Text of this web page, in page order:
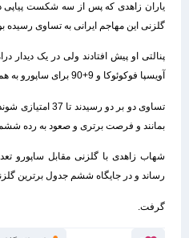
یاران زاهدی که پس از سه شکست پیاپی در
گلزنی این مهاجم ایرانی به تساوی رسیده
آویسپا فوکوئوکا و 9+90 برای ساپورو به همراه داشت، به
تساوی دو بر دو رسیدند
بمانند و فرصت برتری و صعود به رده ششم
رساند و در جایگاه ششم جدول برترین
گرفت.